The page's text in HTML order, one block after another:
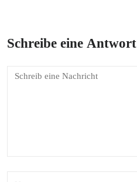
Schreibe eine Antwort